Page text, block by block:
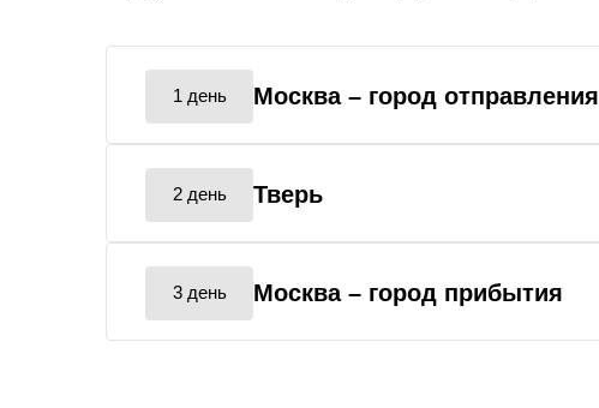
1 день Москва – город отправления
2 день Тверь
3 день Москва – город прибытия